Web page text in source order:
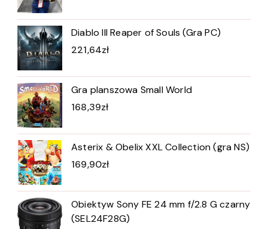
Diablo III Reaper of Souls (Gra PC)
221,64zł
Gra planszowa Small World
168,39zł
Asterix & Obelix XXL Collection (gra NS)
169,90zł
Obiektyw Sony FE 24 mm f/2.8 G czarny
(SEL24F28G)